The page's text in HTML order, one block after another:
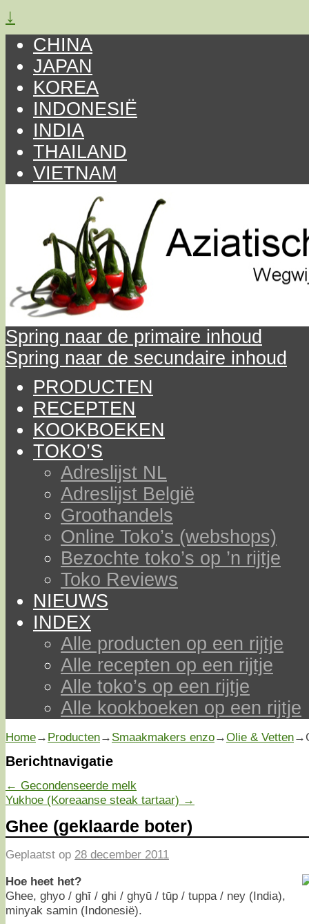
↓
CHINA
JAPAN
KOREA
INDONESIË
INDIA
THAILAND
VIETNAM
Spring naar de primaire inhoud
Spring naar de secundaire inhoud
PRODUCTEN
RECEPTEN
KOOKBOEKEN
TOKO’S
Adreslijst NL
Adreslijst België
Groothandels
Online Toko’s (webshops)
Bezochte toko’s op ’n rijtje
Toko Reviews
NIEUWS
INDEX
Alle producten op een rijtje
Alle recepten op een rijtje
Alle toko’s op een rijtje
Alle kookboeken op een rijtje
Home→ Producten→ Smaakmakers enzo→Olie & Vetten→
Berichtnavigatie
← Gecondenseerde melk
Yukhoe (Koreaanse steak tartaar) →
Ghee (geklaarde boter)
Geplaatst op 28 december 2011
Hoe heet het?
Ghee, ghyo / ghī / ghi / ghyū / tūp / tuppa / ney (India),
minyak samin (Indonesië).